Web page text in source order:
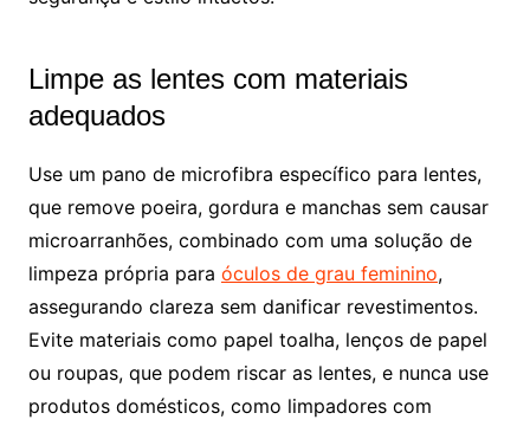
Limpe as lentes com materiais
adequados
Use um pano de microfibra específico para lentes,
que remove poeira, gordura e manchas sem causar
microarranhões, combinado com uma solução de
limpeza própria para óculos de grau feminino,
assegurando clareza sem danificar revestimentos.
Evite materiais como papel toalha, lenços de papel
ou roupas, que podem riscar as lentes, e nunca use
produtos domésticos, como limpadores com